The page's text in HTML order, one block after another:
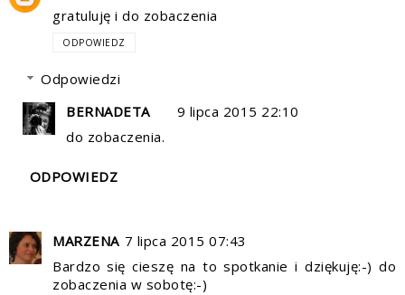
gratuluję i do zobaczenia
ODPOWIEDZ
Odpowiedzi
BERNADETA
9 lipca 2015 22:10
do zobaczenia.
ODPOWIEDZ
MARZENA 7 lipca 2015 07:43
Bardzo się cieszę na to spotkanie i dziękuję:-) do
zobaczenia w sobotę:-)